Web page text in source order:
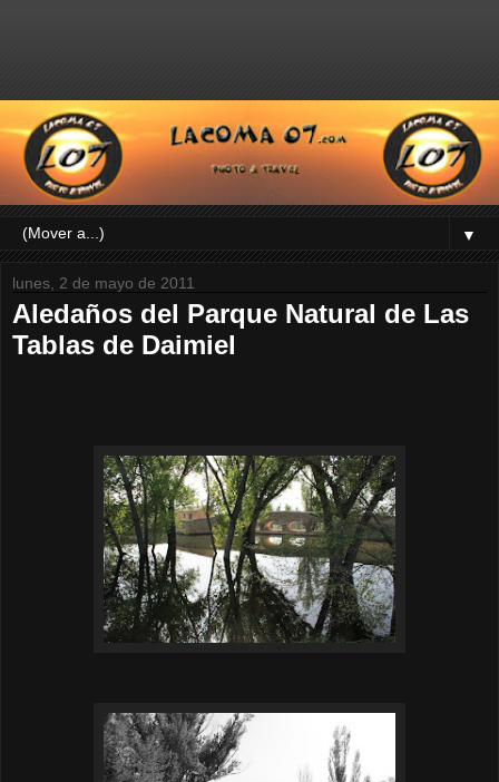
▼
lunes, 2 de mayo de 2011
Aledaños del Parque Natural de Las
Tablas de Daimiel